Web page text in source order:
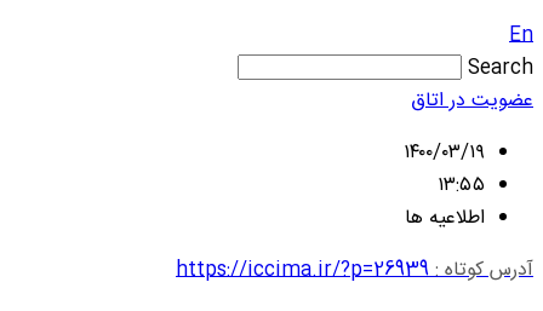
En
Search
عضویت در اتاق
۱۴۰۰/۰۳/۱۹
۱۳:۵۵
اطلاعیه ها
آدرس کوتاه :https://iccima.ir/?p=26939